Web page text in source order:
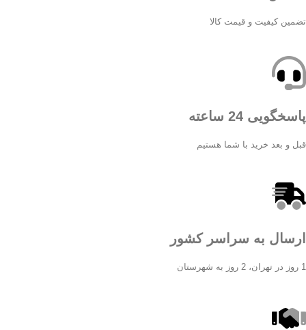
تضمین کیفیت و قیمت کالا
پاسخگویی 24 ساعته
قبل و بعد خرید با شما هستیم
ارسال به سراسر کشور
1 روز در تهران، 2 روز به شهرستان